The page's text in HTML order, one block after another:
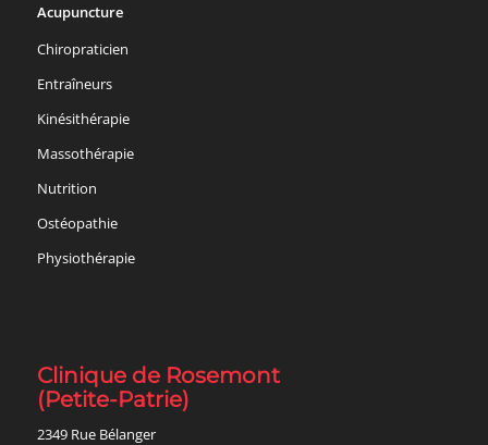
Acupuncture
Chiropraticien
Entraîneurs
Kinésithérapie
Massothérapie
Nutrition
Ostéopathie
Physiothérapie
Clinique de Rosemont
(Petite-Patrie)
2349 Rue Bélanger